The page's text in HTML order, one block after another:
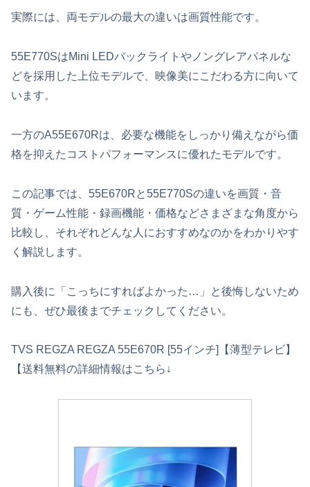
実際には、両モデルの最大の違いは画質性能です。
55E770SはMini LEDバックライトやノングレアパネルな
どを採用した上位モデルで、映像美にこだわる方に向いて
います。
一方のA55E670Rは、必要な機能をしっかり備えながら価
格を抑えたコストパフォーマンスに優れたモデルです。
この記事では、55E670Rと55E770Sの違いを画質・音
質・ゲーム性能・録画機能・価格などさまざまな角度から
比較し、それぞれどんな人におすすめなのかをわかりやす
く解説します。
購入後に「こっちにすればよかった…」と後悔しないため
にも、ぜひ最後までチェックしてください。
TVS REGZA REGZA 55E670R [55インチ]【薄型テレビ】
【送料無料の詳細情報はこちら↓